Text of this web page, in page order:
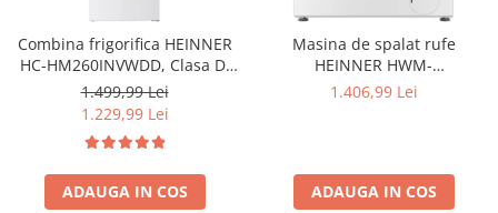
Combina frigorifica HEINNER
HC-HM260INVWDD, Clasa D,
260L, Dozator apa, Control
electronic cu termostat
ajustabil, Lumina LED, Usa
reversibila, H 180 cm, Alb
1.499,99 Lei
1.229,99 Lei
ADAUGA IN COS
Masina de spalat rufe
HEINNER HWM-
HME9014IVA10+++, 9 KG, 1400
1.406,99 Lei
ADAUGA IN COS